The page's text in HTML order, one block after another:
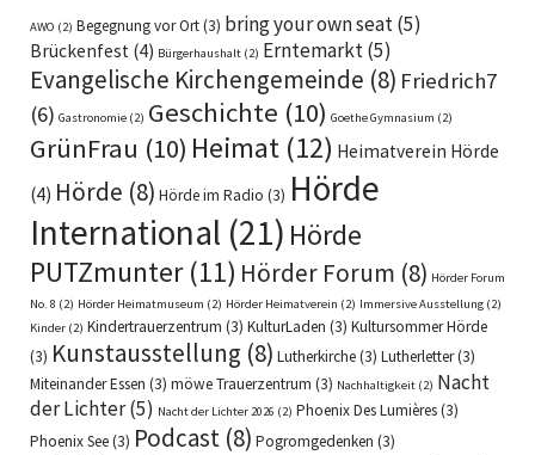
AWO (2) Begegnung vor Ort(3) bring your own seat(5)
Brückenfest (4) Bürgerhaushalt (2) Erntemarkt(5)
Evangelische Kirchengemeinde (8) Friedrich7
(6) Gastronomie (2) Geschichte (10) Goethe Gymnasium (2)
GrünFrau (10) Heimat (12) Heimatverein Hörde
(4) Hörde (8) Hörde im Radio (3) Hörde
International (21) Hörde
PUTZmunter(11) Hörder Forum (8) Hörder Forum
No. 8 (2) Hörder Heimatmuseum (2) Hörder Heimatverein (2) Immersive Ausstellung (2)
Kinder (2) Kindertrauerzentrum (3) KulturLaden (3) Kultursommer Hörde
(3) Kunstausstellung (8) Lutherkirche(3) Lutherletter(3)
Miteinander Essen (3) möwe Trauerzentrum (3) Nachhaltigkeit (2) Nacht
der Lichter(5) Nacht der Lichter 2026 (2) Phoenix Des Lumières(3)
Phoenix See(3) Podcast (8) Pogromgedenken (3)